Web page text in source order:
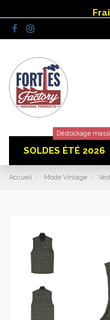
SOLDES ÉTÉ 2026
Déstockage
Accueil Mode Vintage